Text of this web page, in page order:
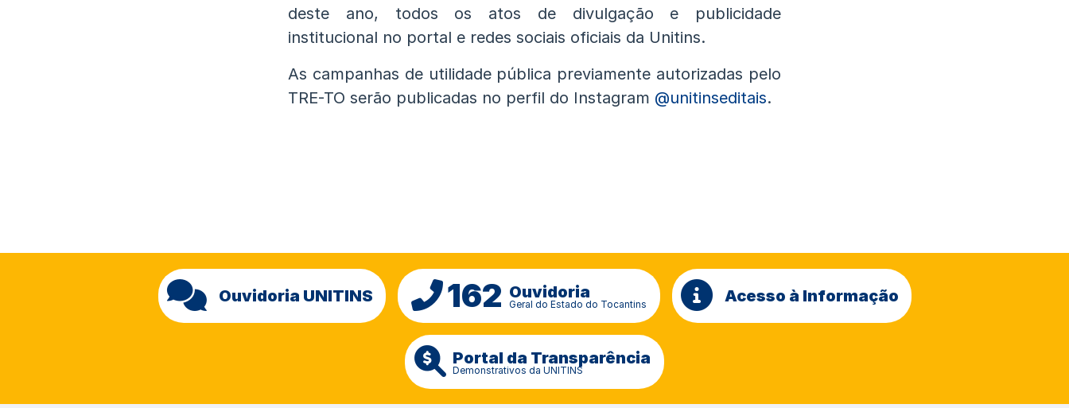
deste ano, todos os atos de divulgação e publicidade
institucional no portal e redes sociais oficiais da Unitins.
As campanhas de utilidade pública previamente autorizadas pelo
TRE-TO serão publicadas no perfil do Instagram @unitinseditais.
Ouvidoria UNITINS 162 Ouvidoria
Geral do Estado do Tocantins Acesso à Informação
Portal da Transparência
Demonstrativos da UNITINS